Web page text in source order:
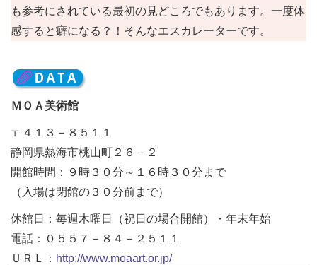
も参考にされている最初の見どころでもあります。一度体
感すると癖になる？！そんなエスカレーターです。
ＭＯＡ美術館
〒４１３－８５１１
静岡県熱海市桃山町２６－２
開館時間：９時３０分～１６時３０分まで
（入場は閉館の３０分前まで）
休館日：毎週木曜日（祝日の場合開館）・年末年始
電話：０５５７－８４－２５１１
ＵＲＬ： http://www.moaart.or.jp/